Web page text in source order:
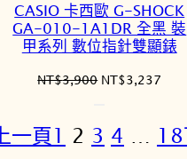
商
品
CASIO 卡西歐 G-SHOCK
GA-010-1A1DR 全黑 裝
甲系列 數位指針雙顯錶
NT$3,900 原
格：
NT$3,237
格：
上一頁1 2 3 4 18